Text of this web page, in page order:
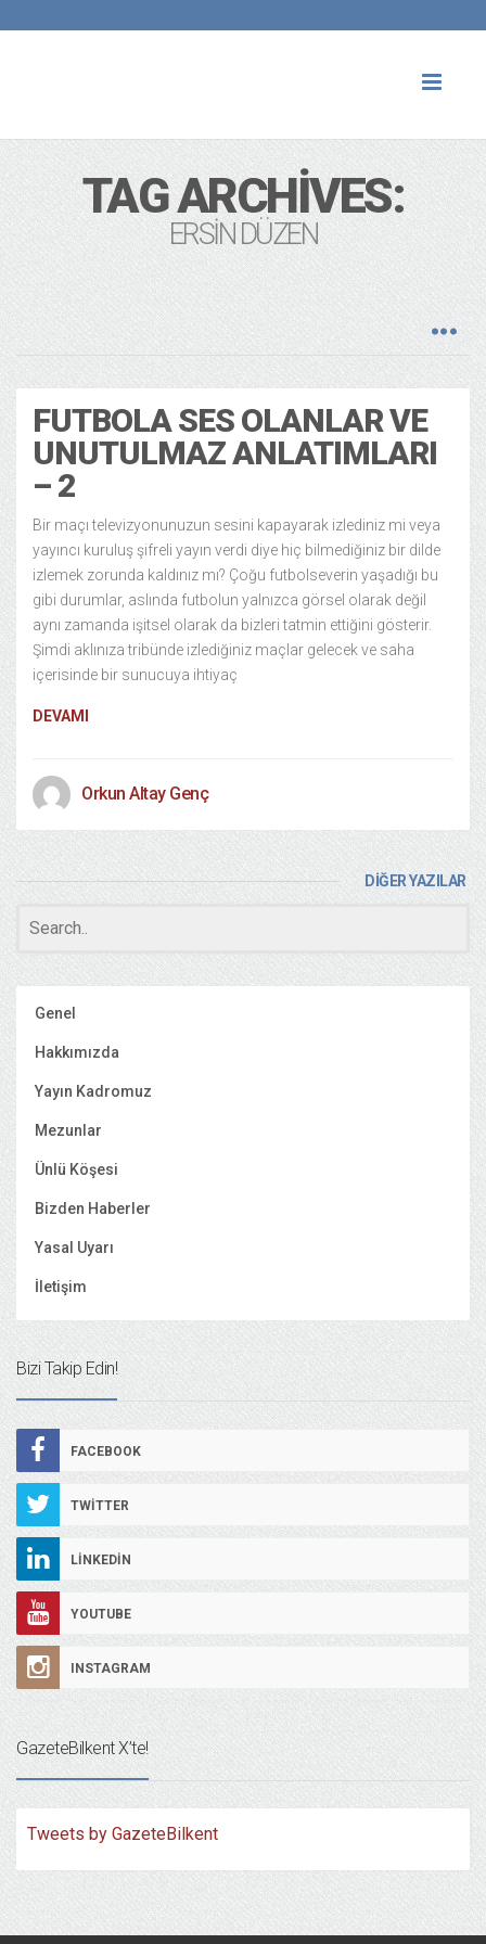
TAG ARCHIVES:
ERSIN DÜZEN
FUTBOLA SES OLANLAR VE
UNUTULMAZ ANLATIMLARI
– 2
Bir maçı televizyonunuzun sesini kapayarak izlediniz mi veya
yayıncı kuruluş şifreli yayın verdi diye hiç bilmediğiniz bir dilde
izlemek zorunda kaldınız mı? Çoğu futbolseverin yaşadığı bu
gibi durumlar, aslında futbolun yalnızca görsel olarak değil
aynı zamanda işitsel olarak da bizleri tatmin ettiğini gösterir.
Şimdi aklınıza tribünde izlediğiniz maçlar gelecek ve saha
içerisinde bir sunucuya ihtiyaç
DEVAMI
Orkun Altay Genç
DİĞER YAZILAR
Genel
Hakkımızda
Yayın Kadromuz
Mezunlar
Ünlü Köşesi
Bizden Haberler
Yasal Uyarı
İletişim
Bizi Takip Edin!
FACEBOOK
TWITTER
LINKEDIN
YOUTUBE
INSTAGRAM
GazeteBilkent X’te!
Tweets by GazeteBilkent